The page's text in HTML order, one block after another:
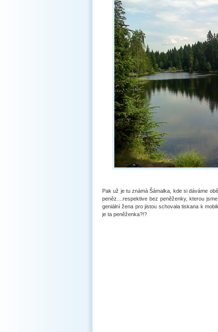
Pak už je tu známá Šámalka, kde si dáváme
peněz....respektive bez peněženky, kterou
geniální žena pro jistou schovala tiskana k
je ta peněženka?!?